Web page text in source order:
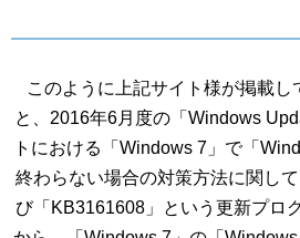
このように上記サイト様が掲載し
と、2016年6月度の「Windows
トにおける「Windows 7」で「
終わらない場合の対策方法に関し
び「KB3161608」という更新プロ